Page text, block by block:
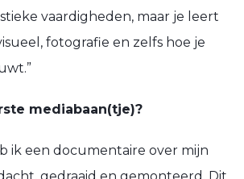
vaardigheden, maar je leert
fotografie en zelfs hoe je
”
mediabaan(tje)?
ik een documentaire over mijn